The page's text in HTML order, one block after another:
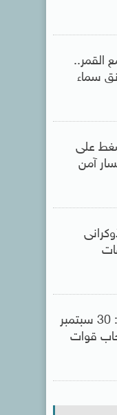
القمر..
سماء
على
آمن
رئيس الوزراء العراقى: 30 سبتمبر
قوات